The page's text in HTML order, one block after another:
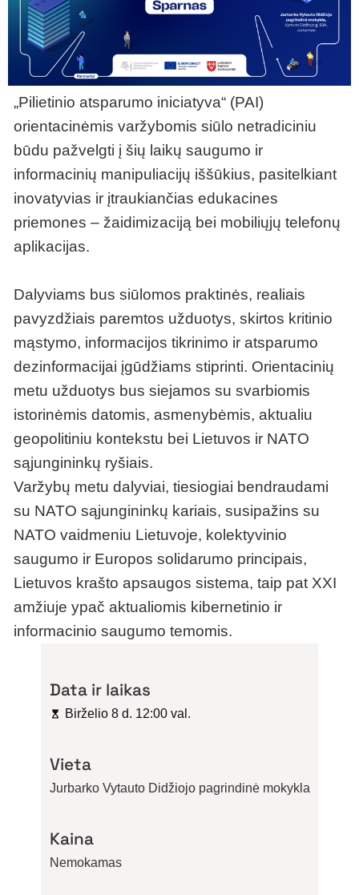
„Pilietinio atsparumo iniciatyva“ (PAI)
orientacinėmis varžybomis siūlo netradiciniu
būdu pažvelgti į šių laikų saugumo ir
informacinių manipuliacijų iššūkius, pasitelkiant
inovatyvias ir įtraukiančias edukacines
priemones – žaidimizaciją bei mobiliųjų telefonų
aplikacijas.
Dalyviams bus siūlomos praktinės, realiais
pavyzdžiais paremtos užduotys, skirtos kritinio
mąstymo, informacijos tikrinimo ir atsparumo
dezinformacijai įgūdžiams stiprinti. Orientacinių
metu užduotys bus siejamos su svarbiomis
istorinėmis datomis, asmenybėmis, aktualiu
geopolitiniu kontekstu bei Lietuvos ir NATO
sąjungininkų ryšiais.
Varžybų metu dalyviai, tiesiogiai bendraudami
su NATO sąjungininkų kariais, susipažins su
NATO vaidmeniu Lietuvoje, kolektyvinio
saugumo ir Europos solidarumo principais,
Lietuvos krašto apsaugos sistema, taip pat XXI
amžiuje ypač aktualiomis kibernetinio ir
informacinio saugumo temomis.
Data ir laikas
Birželio 8 d. 12:00 val.
Vieta
Jurbarko Vytauto Didžiojo pagrindinė mokykla
Kaina
Nemokamas